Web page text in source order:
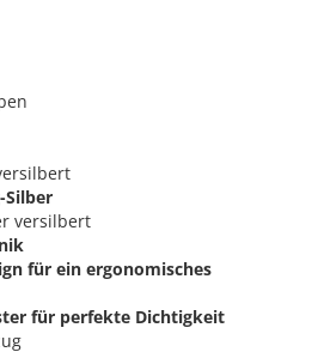
Silber
versilbert
für ein ergonomisches
für perfekte Dichtigkeit